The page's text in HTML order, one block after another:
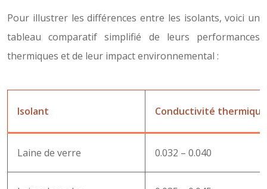
Pour illustrer les différences entre les isolants, voici un
tableau comparatif simplifié de leurs performances
thermiques et de leur impact environnemental :
Isolant Conductivité thermique
Laine de verre 0.032 – 0.040